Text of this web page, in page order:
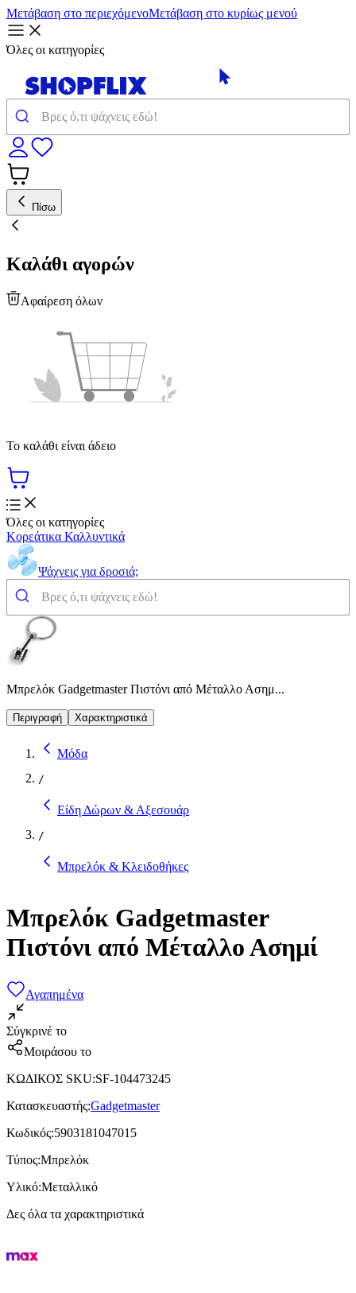
Μετάβαση στο περιεχόμενοΜετάβαση στο κυρίως μενού
Όλες οι κατηγορίες
Πίσω
Καλάθι αγορών
Αφαίρεση όλων
Το καλάθι είναι άδειο
Όλες οι κατηγορίες
Κορεάτικα Καλλυντικά
Ψάχνεις για δροσιά;
Μπρελόκ Gadgetmaster Πιστόνι από Μέταλλο Ασημ...
Περιγραφή Χαρακτηριστικά
Μόδα
/
Είδη Δώρων & Αξεσουάρ
/
Μπρελόκ & Κλειδοθήκες
Μπρελόκ Gadgetmaster
Πιστόνι από Μέταλλο Ασημί
Αγαπημένα
Σύγκρινέ το
Μοιράσου το
ΚΩΔΙΚΟΣ SKU:SF-104473245
Κατασκευαστής:Gadgetmaster
Κωδικός:5903181047015
Τύπος:Μπρελόκ
Υλικό:Μεταλλικό
Δες όλα τα χαρακτηριστικά